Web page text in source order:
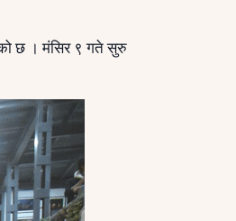
छ । मंसिर ९ गते सुरु